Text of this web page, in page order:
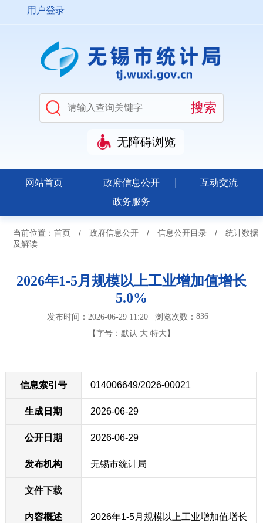
用户登录
无障碍浏览
网站首页 政府信息公开
互动交流
政务服务
当前位置： 首页 / 政府信息公开 / 信息公开目录 /
统计数据
及解读
2026年1-5月规模以上工业增加值增长
5.0%
发布时间：2026-06-29 11:20 浏览次数： 836
【字号： 默认 大 特大 】
信息索引号 014006649/2026-00021
生成日期 2026-06-29
公开日期 2026-06-29
发布机构 无锡市统计局
文件下载
内容概述
2026年1-5月规模以上工业增加值增长